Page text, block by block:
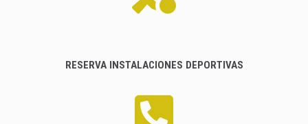
RESERVA INSTALACIONES DEPORTIVAS